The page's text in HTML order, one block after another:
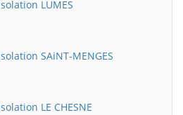
LUMES
SAiNT-MENGES
LE CHESNE